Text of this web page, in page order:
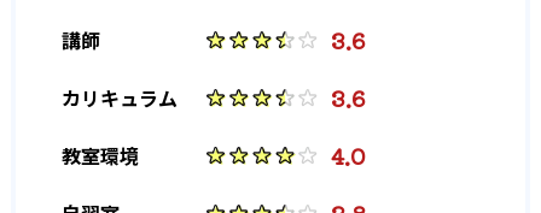
講師 3.6
カリキュラム 3.6
教室環境 4.0